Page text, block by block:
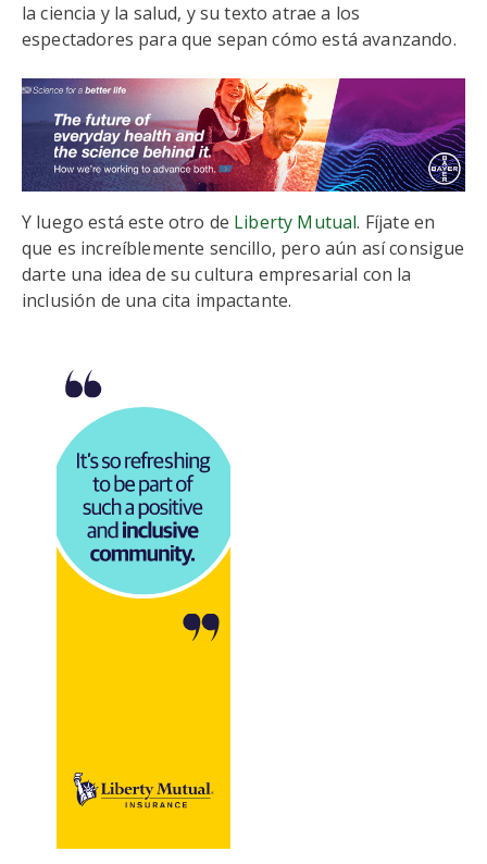
la ciencia y la salud, y su texto atrae a los
espectadores para que sepan cómo está avanzando.
Y luego está este otro de Liberty Mutual. Fíjate en
que es increíblemente sencillo, pero aún así consigue
darte una idea de su cultura empresarial con la
inclusión de una cita impactante.